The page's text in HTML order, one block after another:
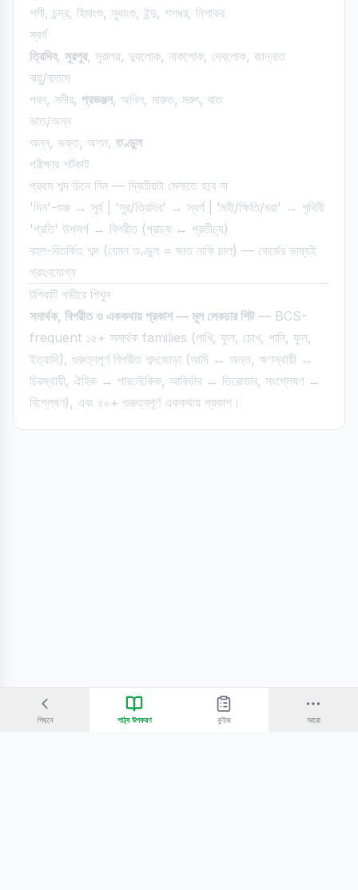
শশী, চন্দ্র, হিমাংশু, সুধাংশু, ইন্দু, শশধর, নিশাকর
স্বর্গ
ত্রিদিব, সুরপুর, সুরালয়, দ্যুলোক, নাকলোক, দেবলোক, জান্নাত
বায়ু/বাতাস
পবন, সমীর, প্রভঞ্জন, অনিল, মারুত, মরুৎ, বাত
ভাত/অন্ন
অন্ন, ভক্ত, অশন, তণ্ডুল
পরীক্ষার শর্টকাট
প্রথম শব্দ চিনে নিন — দ্বিতীয়টা মেলাতে হবে না
'দিন'-শুরু → সূর্য | 'সুর/ত্রিদিব' → স্বর্গ | 'মহী/ক্ষিতি/ধরা' → পৃথিবী
'প্রতি' উপসর্গ → বিপরীত (প্রাচ্য ↔ প্রতীচ্য)
বহুল-বিতর্কিত শব্দ (যেমন তণ্ডুল = ভাত নাকি চাল) — বোর্ডের ভাষ্যই
গ্রহণযোগ্য
টপিকটি গভীরে শিখুন
সমার্থক, বিপরীত ও এককথায় প্রকাশ — মূল লেকচার শিট— BCS-
frequent ১৫+ সমার্থক families (পাখি, ফুল, চোখ, পানি, ফুল,
ইত্যাদি), গুরুত্বপূর্ণ বিপরীত শব্দজোড়া (আদি ↔ অন্ত, ক্ষণস্থায়ী ↔
চিরস্থায়ী, ঐহিক ↔ পারলৌকিক, আবির্ভাব ↔ তিরোভাব, সংশ্লেষণ ↔
বিশ্লেষণ), এবং ৫০+ গুরুত্বপূর্ণ এককথায় প্রকাশ।
পিছনে পাঠ্য উপকরণ কুইজ আরো